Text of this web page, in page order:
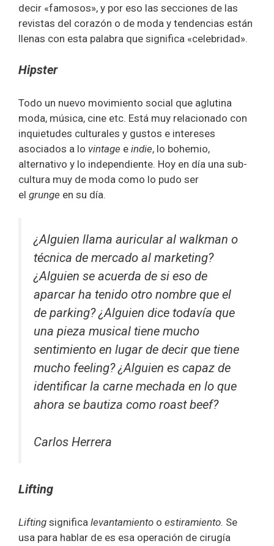
decir «famosos», y por eso las secciones de las
revistas del corazón o de moda y tendencias están
llenas con esta palabra que significa «celebridad».
Hipster
Todo un nuevo movimiento social que aglutina
moda, música, cine etc. Está muy relacionado con
inquietudes culturales y gustos e intereses
asociados a lo vintage e indie, lo bohemio,
alternativo y lo independiente. Hoy en día una sub-
cultura muy de moda como lo pudo ser
el grunge en su día.
¿Alguien llama auricular al walkman o
técnica de mercado al marketing?
¿Alguien se acuerda de si eso de
aparcar ha tenido otro nombre que el
de parking? ¿Alguien dice todavía que
una pieza musical tiene mucho
sentimiento en lugar de decir que tiene
mucho feeling? ¿Alguien es capaz de
identificar la carne mechada en lo que
ahora se bautiza como roast beef?
Carlos Herrera
Lifting
Lifting significa levantamiento o estiramiento. Se
usa para hablar de es esa operación de cirugía